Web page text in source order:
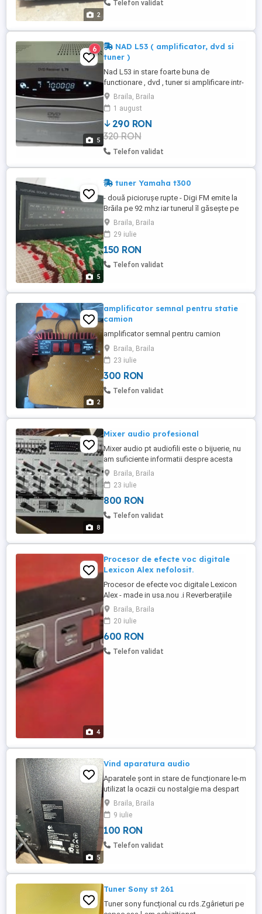
2
Telefon validat
5
6
NAD L53 ( amplificator, dvd si
tuner )
Nad L53 in stare foarte buna de
functionare , dvd , tuner si amplificare intr-
un singur aparat sunet placut, mufe aurii.
Citeste cd foarte bine, chiar si trase pe
calculator.
Braila, Braila
1 august
290 RON
320 RON
Telefon validat
5
tuner Yamaha t300
- două piciorușe rupte - Digi FM emite la
Brăila pe 92 mhz iar tunerul îl găsește pe
91,6 mhz - 3 leduri pentru signal level + 1
led fm stereo + 1 led indicator scală + 1
bec iluminat scală care se aprind -
funcționează corect aspect bun dar nu
perfect
Braila, Braila
29 iulie
150 RON
Telefon validat
2
amplificator semnal pentru statie
camion
amplificator semnal pentru camion
Braila, Braila
23 iulie
300 RON
Telefon validat
8
Mixer audio profesional
Mixer audio pt audiofili este o bijuerie, nu
am suficiente informatii despre acesta
stiu doar ca functioneaza, eu l-am primit
de la un prieten si am fost foarte multumit
de el. Are corector de ton pe fiecare canal.
Braila, Braila
23 iulie
800 RON
Telefon validat
4
Procesor de efecte voc digitale
Lexicon Alex nefolosit.
Procesor de efecte voc digitale Lexicon
Alex - made in usa.nou .i Reverberațiile
Lexicon au fost în fruntea clasamentului
încă de când au fost introduse, iar
majoritatea producătorilor concurenți - cel
puțin cei onești - vă vor spune că sunetul
Lexicon este ceea ce își propun. Până
Braila, Braila
20 iulie
600 RON
Telefon validat
5
Vind aparatura audio
Aparatele șont in stare de funcționare le-m
utilizat la ocazii cu nostalgie ma despart
de ele.Braila, Braila
9 iulie
100 RON
Telefon validat
Tuner Sony st 261
Tuner sony funcțional cu rds.Zgârieturi pe